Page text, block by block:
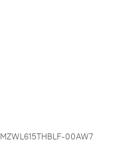
MZWL615THBLF-00AW7